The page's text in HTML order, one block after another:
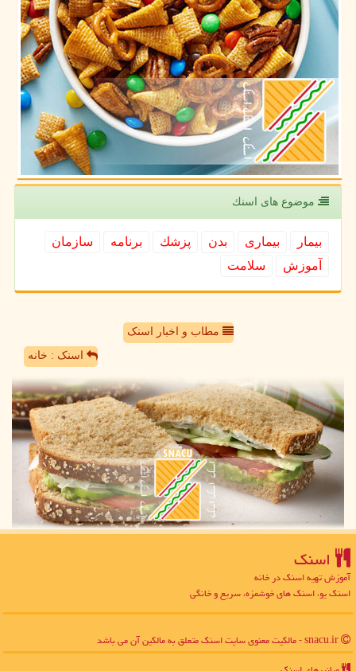
موضوع های اسنك
بیمار بیماری بدن پزشك برنامه
سازمان
آموزش
سلامت
مطاب و اخبار اسنک
اسنک : خانه
اسنك
آموزش تهیه اسنک در خانه
اسنک یو، اسنک های خوشمزه، سریع و خانگی